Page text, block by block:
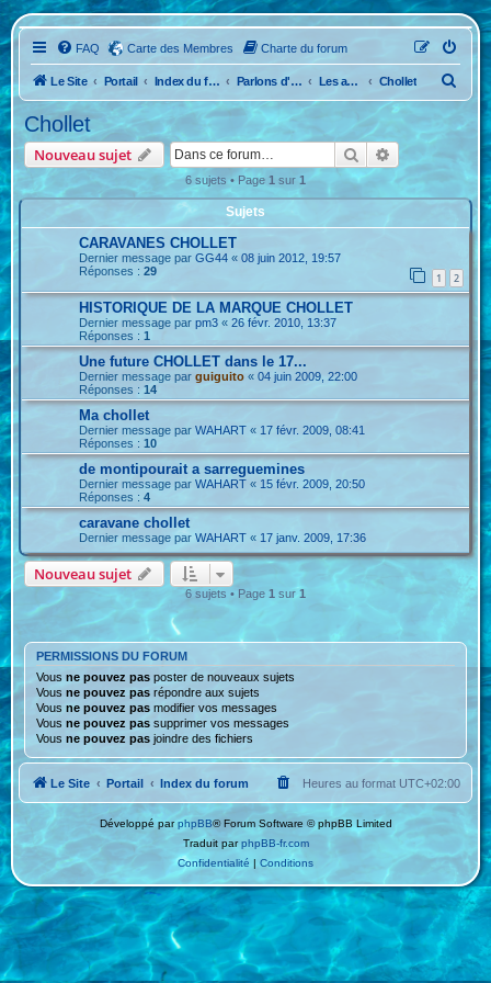
FAQ Carte des Membres Charte du forum
Le Site Portail Index du forum Parlons d'Anciennes Les anciennes caravanes ! Chollet
c
e
Chollet
Nouveau sujet RechercherRecherche
6 sujets • Page 1 sur 1
Sujets
CARAVANES CHOLLET
Dernier message parGG44 «08 juin 2012, 19:57
Réponses :29 1 2
HISTORIQUE DE LA MARQUE CHOLLET
Dernier message parpm3 «26 févr. 2010, 13:37
Réponses :1
Une future CHOLLET dans le 17...
Dernier message parguiguito «04 juin 2009, 22:00
Réponses :14
Ma chollet
Dernier message parWAHART « 17 févr. 2009, 08:41
Réponses :10
de montipourait a sarreguemines
Dernier message parWAHART « 15 févr. 2009, 20:50
Réponses :4
caravane chollet
Dernier message parWAHART « 17 janv. 2009, 17:36
Nouveau sujet
6 sujets • Page 1 sur 1
PERMISSIONS DU FORUM
Vousne pouvez pas poster de nouveaux sujets
Vousne pouvez pas répondre aux sujets
Vousne pouvez pas modifier vos messages
Vousne pouvez pas supprimer vos messages
Vousne pouvez pas joindre des fichiers
Le Site Portail Index du forum Heures au format UTC+02:00
Développé parphpBB® Forum Software © phpBB Limited
Traduit parphpBB-fr.com
Confidentialité | Conditions